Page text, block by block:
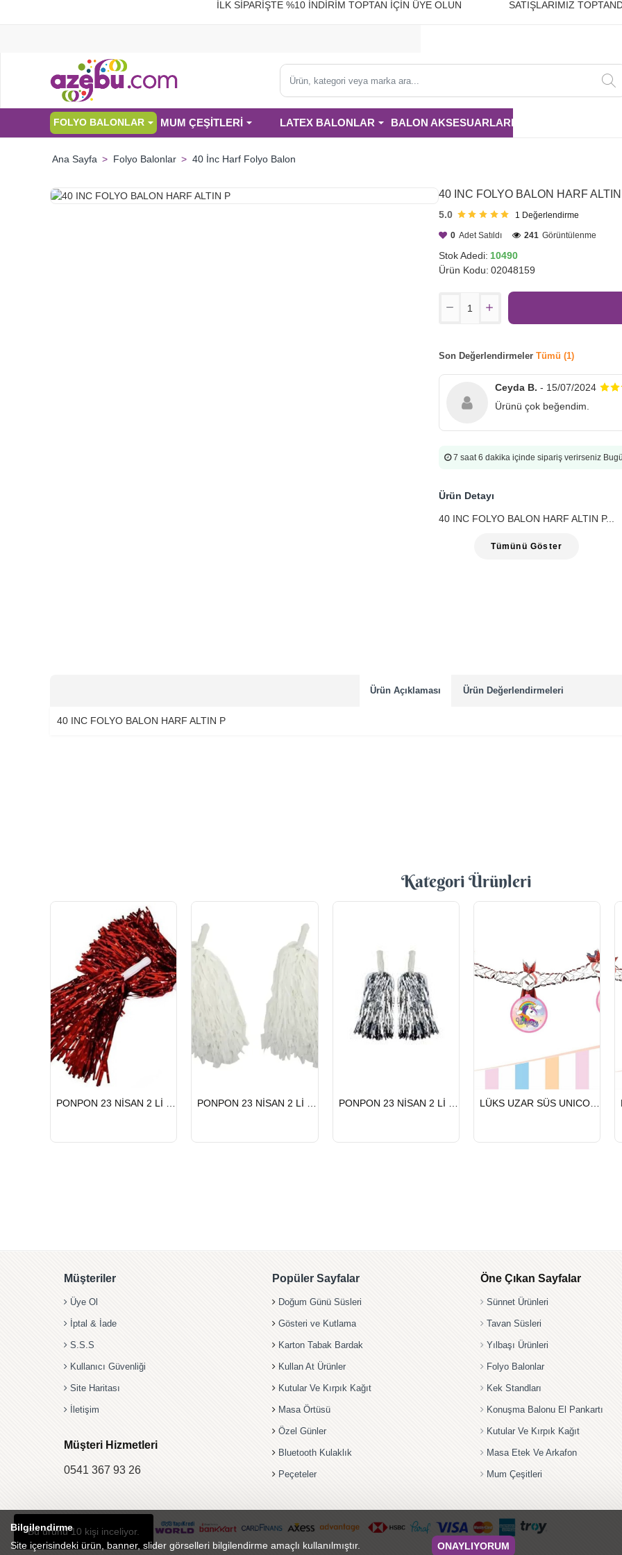
Bilgilendirme
Site içerisindeki ürün, banner, slider görselleri bilgilendirme amaçlı kullanılmıştır.
ONAYLIYORUM
İLK SİPARİŞTE %10 İNDİRİM TOPTAN İÇİN ÜYE OLUN SATIŞLARIMIZ
Ürün,
kategori
marka
FOLYO BALONLAR MUM ÇEŞİTLERİ LATEX BALONLAR BALON AKSESUARLARI
Folyo Balonlar 40 İnc Harf Folyo Balon
40 INC FOLYO BALON HARF
5.0 1 Değerlendirme
Stok Adedi: 10490
Ürün Kodu: 02048159
0 Adet Satıldı 241 Görüntülenme
Son Değerlendirmeler Tümü (1)
Ceyda B. - 15/07/2024
Ürünü çok beğendim.
Ürün Detayı
40 INC FOLYO BALON HARF ALTIN P...
Tümünü Göster
7 saat 6 dakika içinde sipariş verirseniz
Bu ürünü 10 kişi inceliyor.
Ürün Açıklaması Ürün Değerlendirmeleri
40 INC FOLYO BALON HARF ALTIN P
Kategori Ürünleri
HIZLI
GÖNDERİ
PONPON 23 NİSAN 2 Lİ KIRMIZI
HIZLI
GÖNDERİ
PONPON 23 NİSAN 2 Lİ BEYAZ
HIZLI
GÖNDERİ
PONPON 23 NİSAN 2 Lİ GÜMÜŞ
HIZLI
GÖNDERİ
LÜKS UZAR SÜS UNICORN
Müşteriler
Üye Ol
İptal & İade
S.S.S
Kullanıcı Güvenliği
Site Haritası
İletişim
Müşteri Hizmetleri
0541 367 93 26
Popüler Sayfalar
Doğum Günü Süsleri
Gösteri ve Kutlama
Karton Tabak Bardak
Kullan At Ürünler
Kutular Ve Kırpık Kağıt
Masa Örtüsü
Özel Günler
Bluetooth Kulaklık
Peçeteler
Öne Çıkan Sayfalar
Sünnet Ürünleri
Tavan Süsleri
Yılbaşı Ürünleri
Folyo Balonlar
Kek Standları
Konuşma Balonu El Pankartı
Kutular Ve Kırpık Kağıt
Masa Etek Ve Arkafon
Mum Çeşitleri